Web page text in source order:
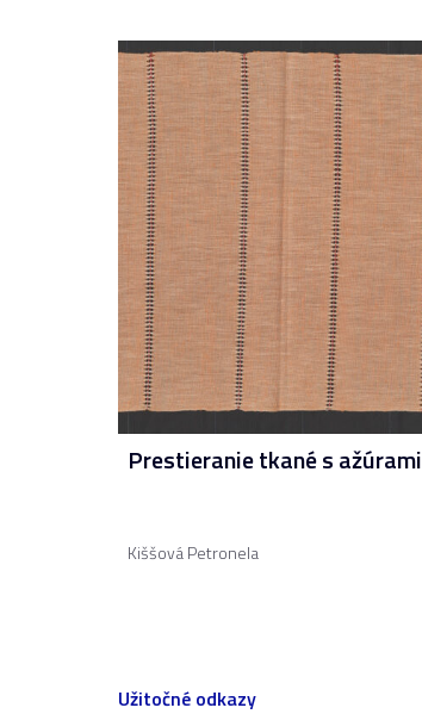
Prestieranie tkané s ažúrami
Kiššová Petronela
Užitočné odkazy